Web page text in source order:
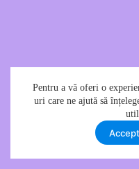
Pentru a vă oferi o
uri care ne ajută să